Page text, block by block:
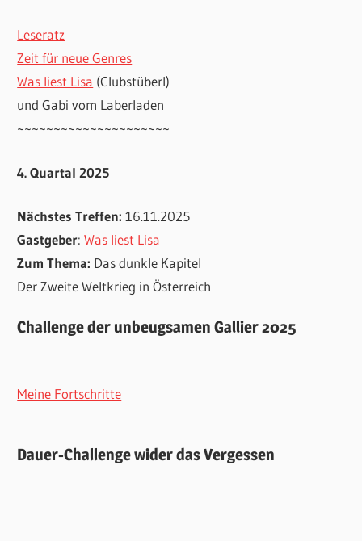
Leseratz
Zeit für neue Genres
Was liest Lisa (Clubstüberl)
und Gabi vom Laberladen
~~~~~~~~~~~~~~~~~~~~~
4. Quartal 2025
Nächstes Treffen:16.11.2025
Gastgeber:Was liest Lisa
Zum Thema: Das dunkle Kapitel
Der Zweite Weltkrieg in Österreich
Challenge der unbeugsamen Gallier 2025
Meine Fortschritte
Dauer-Challenge wider das Vergessen